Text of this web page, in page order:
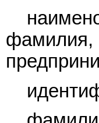
фамилия,